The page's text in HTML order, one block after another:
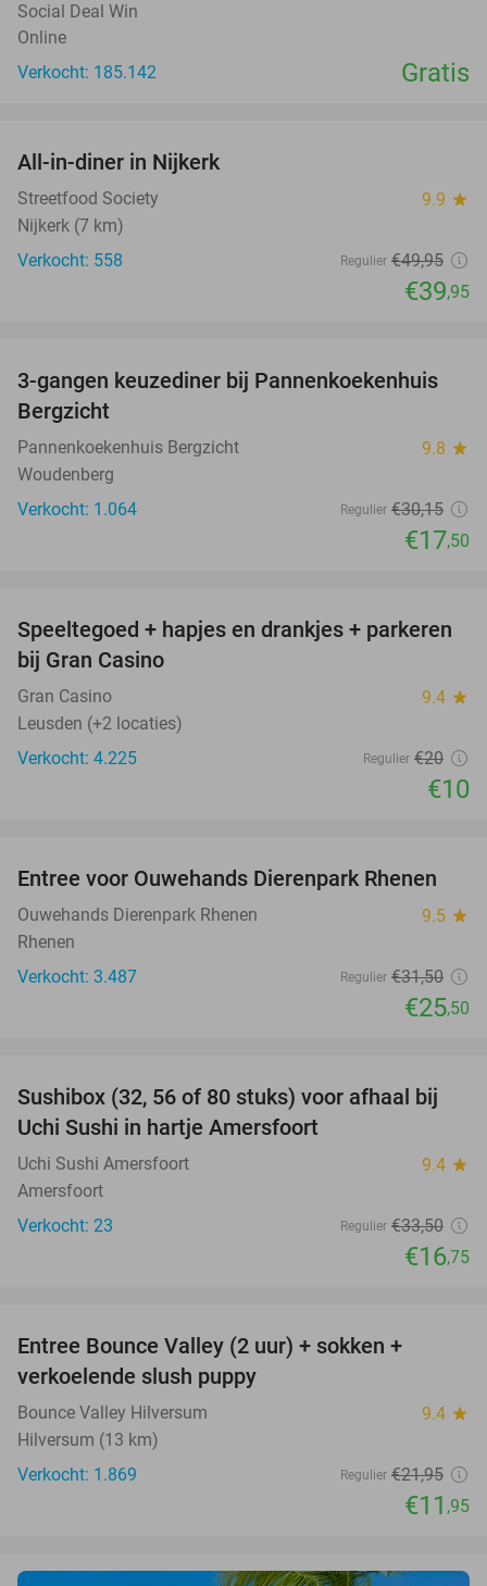
Social Deal Win
Online
Verkocht: 185.142
Gratis
All-in-diner in Nijkerk
Streetfood Society 9.9 star
Nijkerk (7 km)
Verkocht: 558
Regulier €49,95
€39,95
42%
3-gangen keuzediner bij Pannenkoekenhuis
Bergzicht
Pannenkoekenhuis Bergzicht 9.8 star
Woudenberg
Verkocht: 1.064
Regulier €30,15
€17,50
50%
Speeltegoed + hapjes en drankjes + parkeren
bij Gran Casino
Gran Casino 9.4 star
Leusden (+2 locaties)
Verkocht: 4.225
Regulier €20
€10
19%
Entree voor Ouwehands Dierenpark Rhenen
Ouwehands Dierenpark Rhenen 9.5 star
Rhenen
Verkocht: 3.487
Regulier €31,50
€25,50
50%
Sushibox (32, 56 of 80 stuks) voor afhaal bij
Uchi Sushi in hartje Amersfoort
Uchi Sushi Amersfoort 9.4 star
Amersfoort
Verkocht: 23
Regulier €33,50
€16,75
Entree Bounce Valley (2 uur) + sokken +
verkoelende slush puppy
Bounce Valley Hilversum 9.4 star
Hilversum (13 km)
Verkocht: 1.869
Regulier €21,95
€11 ,95